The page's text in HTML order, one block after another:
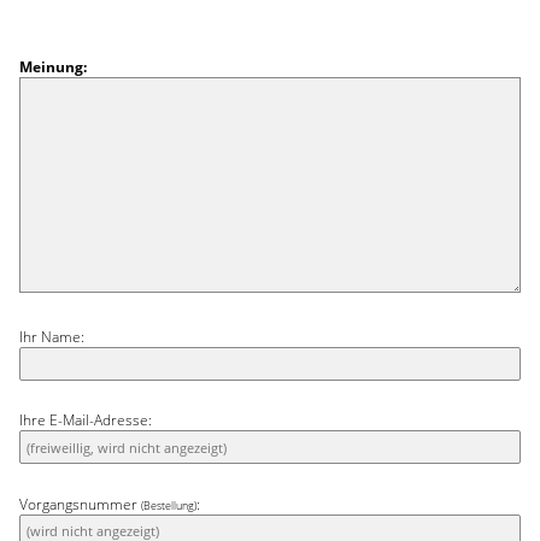
Meinung:
Ihr Name:
Ihre E-Mail-Adresse:
Vorgangsnummer (Bestellung):